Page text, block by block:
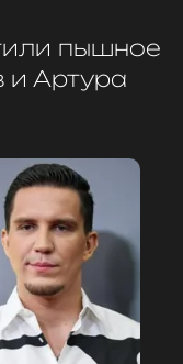
пышное
и Артура